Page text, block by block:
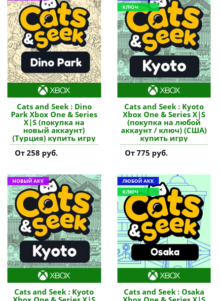
Cats and Seek : Dino
Park Xbox One & Series
X|S (покупка на
новый аккаунт)
(Турция) купить игру
От 258 руб.
КЛЮЧ
Cats and Seek : Kyoto
Xbox One & Series X|S
(покупка на любой
аккаунт / ключ) (США)
купить игру
От 775 руб.
НОВЫЙ АКК
Cats and Seek : Kyoto
ЛЮБОЙ АКК
КЛЮЧ
Cats and Seek : Osaka